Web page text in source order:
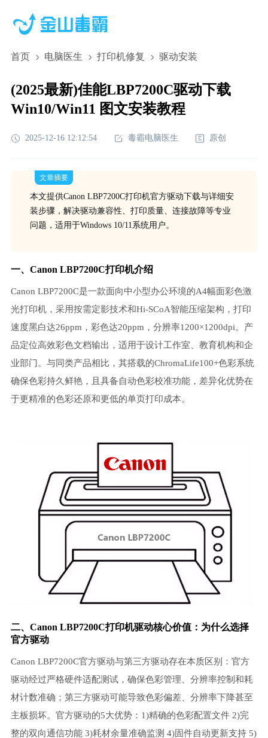
首页 电脑医生 打印机修复 驱动安装
(2025最新)佳能LBP7200C驱动下载
Win10/Win11 图文安装教程
2025-12-16 12:12:54 毒霸电脑医生 原创
文章摘要
本文提供Canon LBP7200C打印机官方驱动下载与详细安
装步骤，解决驱动兼容性、打印质量、连接故障等专业
问题，适用于Windows 10/11系统用户。
一、Canon LBP7200C打印机介绍
Canon LBP7200C是一款面向中小型办公环境的A4幅面彩色激
光打印机，采用按需定影技术和Hi-SCoA智能压缩架构，打印
速度黑白达26ppm，彩色达20ppm，分辨率1200×1200dpi。产
品定位高效彩色文档输出，适用于设计工作室、教育机构和企
业部门。与同类产品相比，其搭载的ChromaLife100+色彩系统
确保色彩持久鲜艳，且具备自动色彩校准功能，差异化优势在
于更精准的色彩还原和更低的单页打印成本。
二、Canon LBP7200C打印机驱动核心价值：为什么选择
官方驱动
Canon LBP7200C官方驱动与第三方驱动存在本质区别：官方
驱动经过严格硬件适配测试，确保色彩管理、分辨率控制和耗
材计数准确；第三方驱动可能导致色彩偏差、分辨率下降甚至
主板损坏。官方驱动的5大优势：1)精确的色彩配置文件 2)完
整的双向通信功能 3)耗材余量准确监测 4)固件自动更新支持 5)